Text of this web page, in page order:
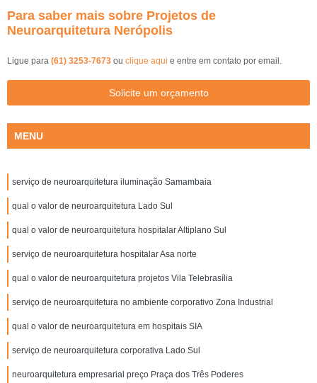
Para saber mais sobre Projetos de
Neuroarquitetura Nerópolis
Ligue para (61) 3253-7673 ou clique aqui e entre em contato por email.
Solicite um orçamento
MENU
serviço de neuroarquitetura iluminação Samambaia
qual o valor de neuroarquitetura Lado Sul
qual o valor de neuroarquitetura hospitalar Altiplano Sul
serviço de neuroarquitetura hospitalar Asa norte
qual o valor de neuroarquitetura projetos Vila Telebrasília
serviço de neuroarquitetura no ambiente corporativo Zona Industrial
qual o valor de neuroarquitetura em hospitais SIA
serviço de neuroarquitetura corporativa Lado Sul
neuroarquitetura empresarial preço Praça dos Três Poderes